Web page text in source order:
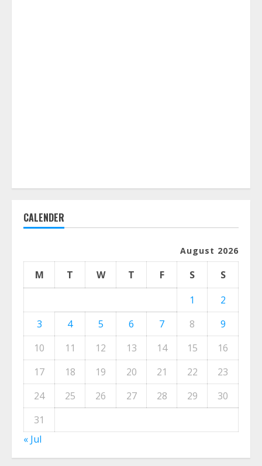
CALENDER
August 2026
M T W T F S
S
1
2
3
4 5 6 7 8
9
10
11 12 13 14 15
16
17
18 19 20 21 22
23
24
25 26 27 28 29
30
31
« Jul